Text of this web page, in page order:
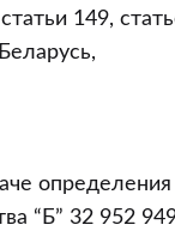
149,
“Б” 32 952